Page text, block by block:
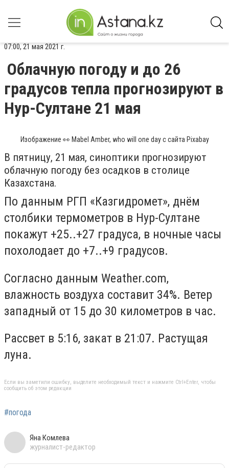
07:00, 21 мая 2021 г.
Облачную погоду и до 26
градусов тепла прогнозируют в
Нур-Султане 21 мая
Изображение 👀 Mabel Amber, who will one day с сайта Pixabay
В пятницу, 21 мая, синоптики прогнозируют
облачную погоду без осадков в столице
Казахстана.
По данным РГП «Казгидромет», днём
столбики термометров в Нур-Султане
покажут +25..+27 градуса, в ночные часы
похолодает до +7..+9 градусов.
Согласно данным Weather.com,
влажность воздуха составит 34%. Ветер
западный от 15 до 30 километров в час.
Рассвет в 5:16, закат в 21:07. Растущая
луна.
Если вы заметили ошибку, выделите необходимый текст и нажмите Ctrl+Enter, чтобы
сообщить об этом редакции
#погода
Яна Комлева
журналист-редактор